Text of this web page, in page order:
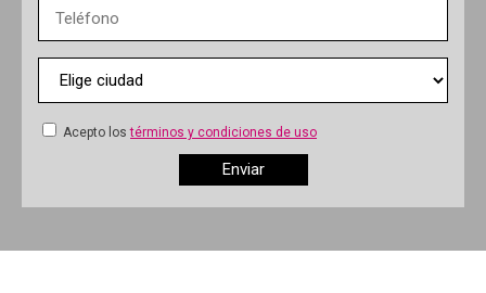
Acepto lostérminos y condiciones de uso